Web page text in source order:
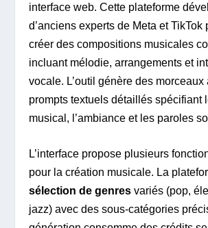
interface web. Cette plateforme
d’anciens experts de Meta et TikTok
créer des compositions musicales
incluant mélodie, arrangements et
vocale. L’outil génère des morceaux
prompts textuels détaillés spécifiant
musical, l’ambiance et les paroles
L’interface propose plusieurs
pour la création musicale. La
sélection de genres variés (pop,
jazz) avec des sous-catégories